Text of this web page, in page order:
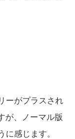
ーがプラスされ
が、ノーマル版
感じます。